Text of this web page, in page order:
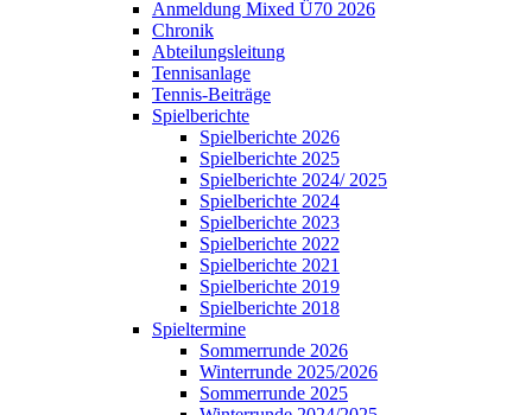
Anmeldung Mixed Ü70 2026
Chronik
Abteilungsleitung
Tennisanlage
Tennis-Beiträge
Spielberichte
Spielberichte 2026
Spielberichte 2025
Spielberichte 2024/ 2025
Spielberichte 2024
Spielberichte 2023
Spielberichte 2022
Spielberichte 2021
Spielberichte 2019
Spielberichte 2018
Spieltermine
Sommerrunde 2026
Winterrunde 2025/2026
Sommerrunde 2025